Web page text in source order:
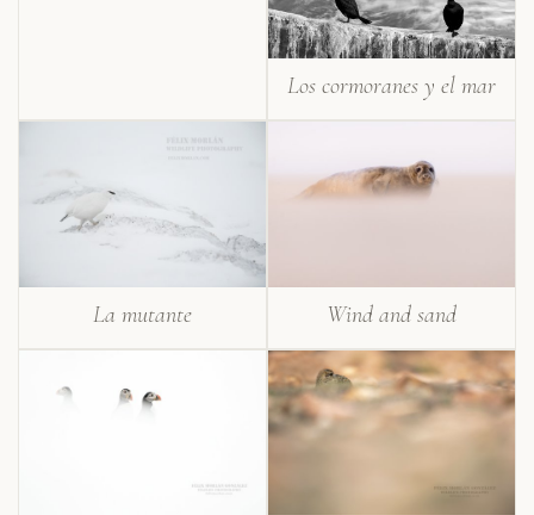
Los cormoranes y el mar
La mutante Wind and sand